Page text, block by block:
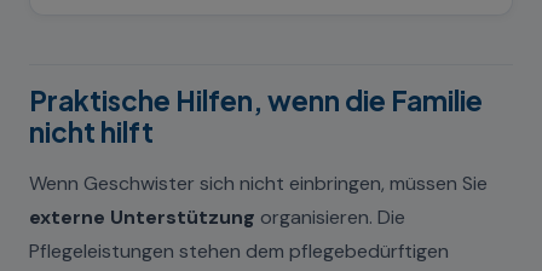
Praktische Hilfen, wenn die Familie
nicht hilft
Wenn Geschwister sich nicht einbringen, müssen Sie
externe Unterstützung organisieren. Die
Pflegeleistungen stehen dem pflegebedürftigen